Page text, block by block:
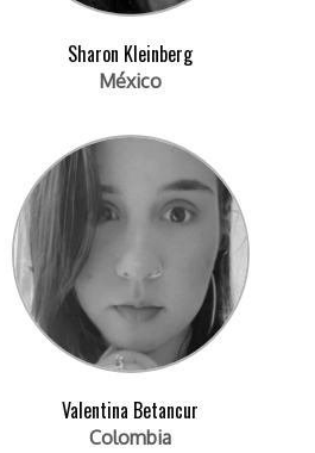
Sharon Kleinberg
México
Valentina Betancur
Colombia